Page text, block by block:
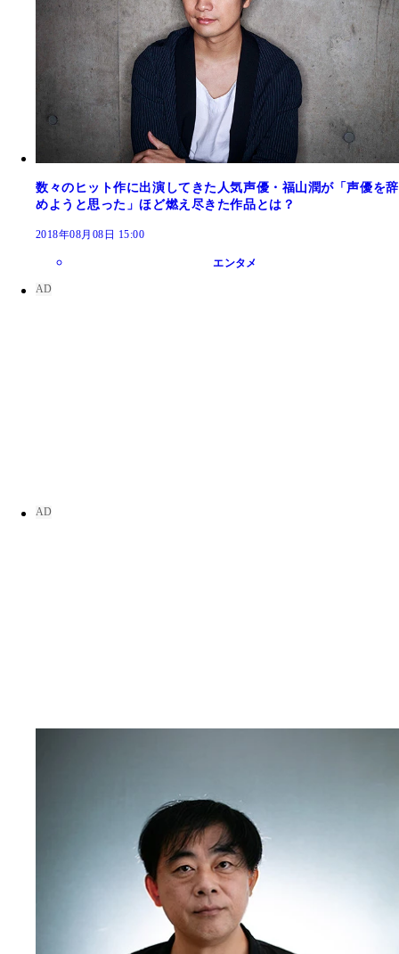
数々のヒット作に出演してきた人気声優・福山潤が「声優を辞
めようと思った」ほど燃え尽きた作品とは？
2018年08月08日 15:00
エンタメ